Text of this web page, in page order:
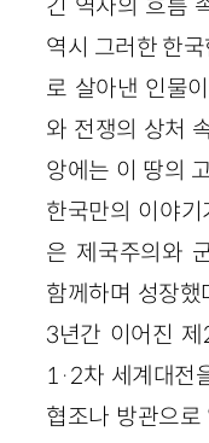
긴 역사의 흐름
역시 그러한 한
로 살아낸 인물
와 전쟁의 상처
앙에는 이 땅의
한국만의 이야
은 제국주의와
함께하며 성장
3년간 이어진
1·2차 세계대전
협조나 방관으로